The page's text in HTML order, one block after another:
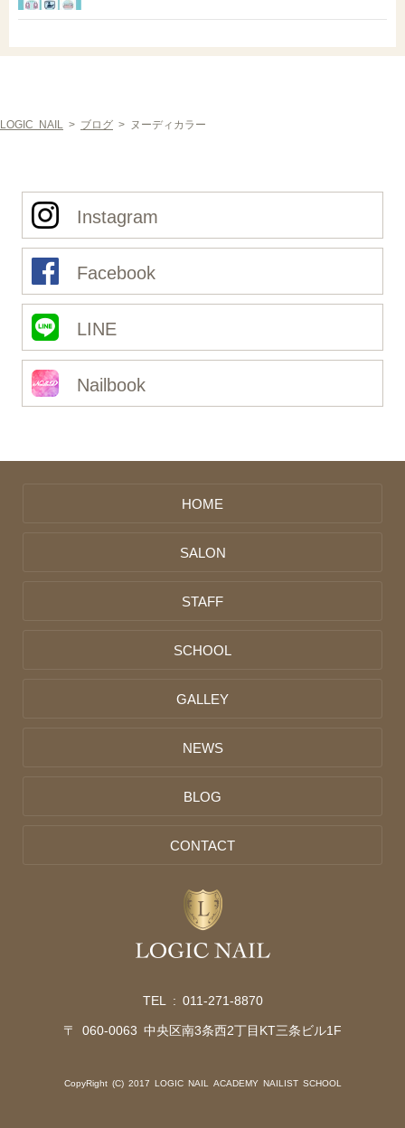
LOGIC NAIL > ブログ > ヌーディカラー
Instagram
Facebook
LINE
Nailbook
HOME
SALON
STAFF
SCHOOL
GALLEY
NEWS
BLOG
CONTACT
TEL : 011-271-8870
〒 060-0063 中央区南3条西2丁目KT三条ビル1F
CopyRight (C) 2017 LOGIC NAIL ACADEMY NAILIST SCHOOL